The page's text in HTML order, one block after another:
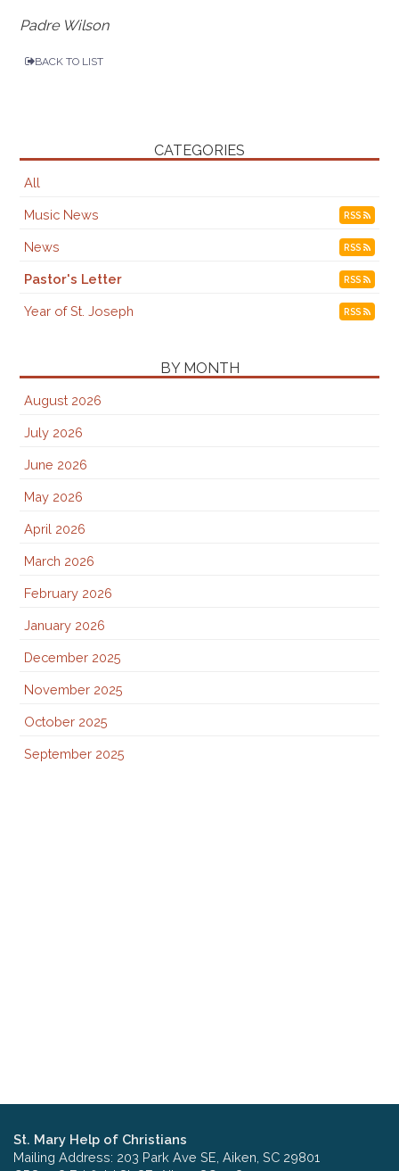
Padre Wilson
BACK TO LIST
CATEGORIES
All
Music News RSS
News RSS
Pastor's Letter RSS
Year of St. Joseph RSS
BY MONTH
August 2026
July 2026
June 2026
May 2026
April 2026
March 2026
February 2026
January 2026
December 2025
November 2025
October 2025
September 2025
St. Mary Help of Christians
Mailing Address: 203 Park Ave SE, Aiken, SC 29801